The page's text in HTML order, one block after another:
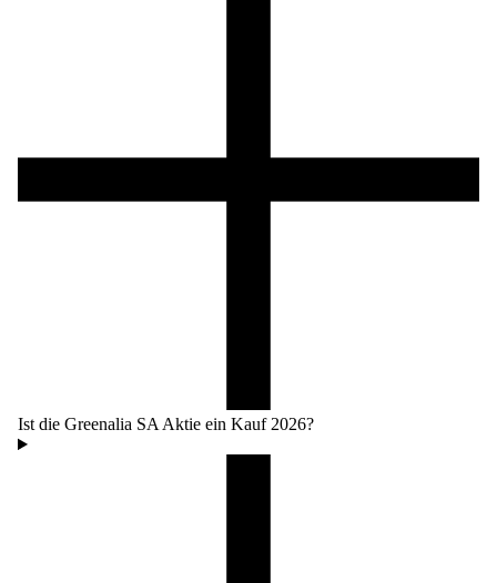
Ist die Greenalia SA Aktie ein Kauf 2026?